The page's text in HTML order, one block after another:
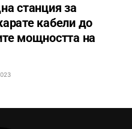
станция за
кабели до
мощността на